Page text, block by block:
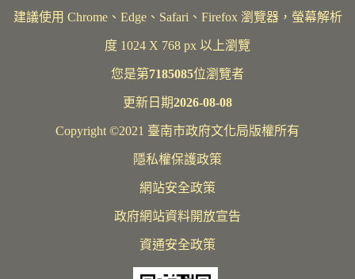
建議使用 Chrome、Edge、Safari、Firefox 瀏覽器，螢幕解析
度 1024 X 768 px 以上瀏覽
您是第7185085位瀏覽者
更新日期2026-08-08
Copyright ©2021 臺南市政府文化局版權所有
隱私權保護政策
網站安全政策
政府網站資料開放宣告
資通安全政策